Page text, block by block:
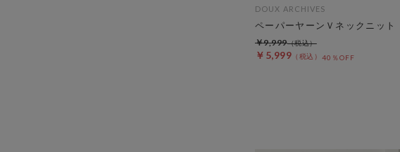
DOUX ARCHIVES
ペーパーヤーンＶネックニット
￥5,999 40％OFF
￥9,999